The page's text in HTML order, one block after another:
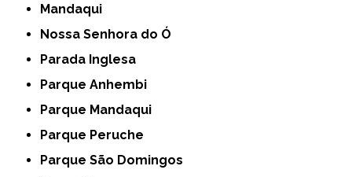
Mandaqui
Nossa Senhora do Ó
Parada Inglesa
Parque Anhembi
Parque Mandaqui
Parque Peruche
Parque São Domingos